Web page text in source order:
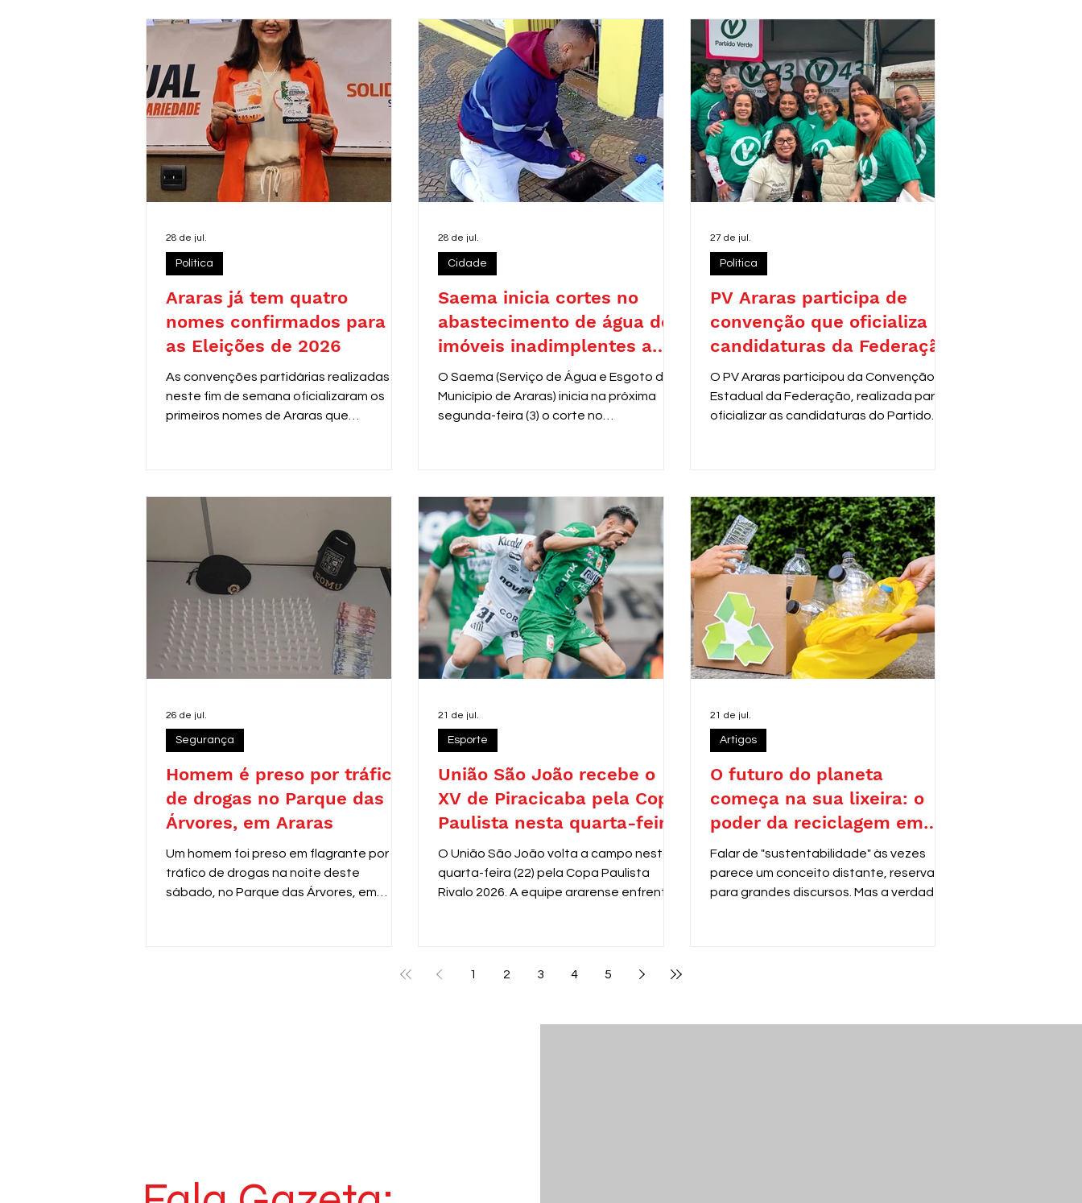
destinados a candidatos com ensino
médio. Os salários variam de R$ 2.967,51
a R$ 3.306,26.
de São Paulo (TJSP).
Araras já tem quatro
nomes confirmados para
as Eleições de 2026
As convenções partidárias realizadas
neste fim de semana oficializaram os
primeiros nomes de Araras que
Política
28 de jul.
Saema inicia cortes no
abastecimento de água de
imóveis inadimplentes a
partir de 3 de agosto
O Saema (Serviço de Água e Esgoto do
Município de Araras) inicia na próxima
segunda-feira (3) o corte no
Cidade
28 de jul.
PV Araras participa de
convenção que oficializa
candidaturas da Federação
O PV Araras participou da Convenção
Estadual da Federação, realizada para
oficializar as candidaturas do Partido
com pautas como sustentabilidade,
democracia e desenvolvimento
responsável.
Política
27 de jul.
Homem é preso por tráfico
de drogas no Parque das
Árvores, em Araras
Um homem foi preso em flagrante por
tráfico de drogas na noite deste
sábado, no Parque das Árvores, em
Segurança
26 de jul.
União São João recebe o
XV de Piracicaba pela Copa
Paulista nesta quarta-feira
O União São João volta a campo nesta
quarta-feira (22) pela Copa Paulista
Rivalo 2026. A equipe ararense enfrenta
estadual.
Esporte
21 de jul.
O futuro do planeta
começa na sua lixeira: o
poder da reciclagem em
nossas mãos
Falar de "sustentabilidade" às vezes
parece um conceito distante, reservado
para grandes discursos. Mas a verdade é
Artigos
21 de jul.
1 2 3 4 5